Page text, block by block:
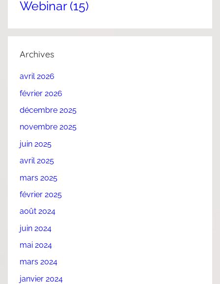
Webinar(15)
Archives
avril 2026
février 2026
décembre 2025
novembre 2025
juin 2025
avril 2025
mars 2025
février 2025
août 2024
juin 2024
mai 2024
mars 2024
janvier 2024